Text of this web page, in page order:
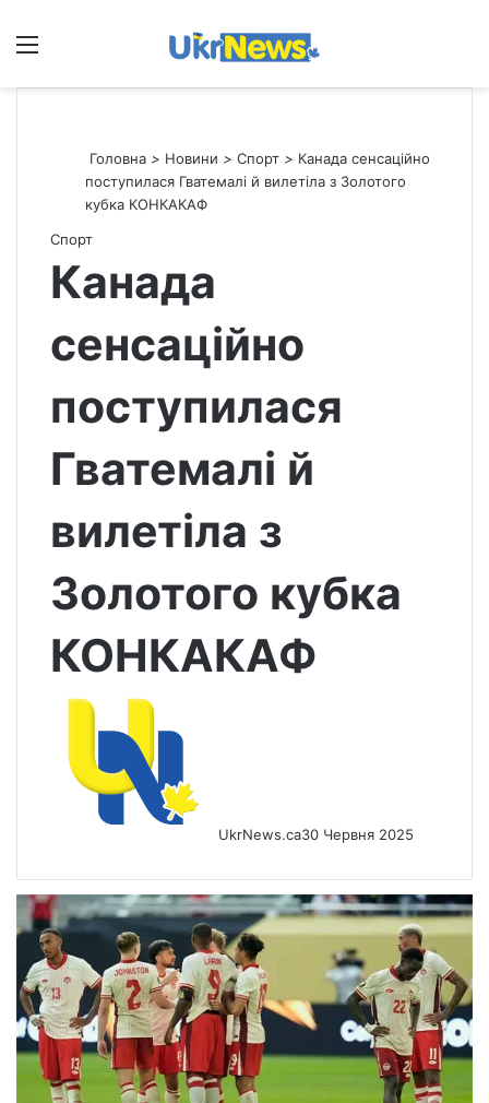
Меню
Головна > Новини > Спорт > Канада сенсаційно
поступилася Гватемалі й вилетіла з Золотого
кубка КОНКАКАФ
Спорт
Канада
сенсаційно
поступилася
Гватемалі й
вилетіла з
Золотого кубка
КОНКАКАФ
UkrNews.ca30 Червня 2025